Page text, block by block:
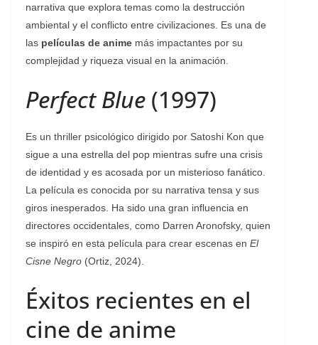
narrativa que explora temas como la destrucción
ambiental y el conflicto entre civilizaciones. Es una de
las películas de anime más impactantes por su
complejidad y riqueza visual en la animación.
Perfect Blue (1997)
Es un thriller psicológico dirigido por Satoshi Kon que
sigue a una estrella del pop mientras sufre una crisis
de identidad y es acosada por un misterioso fanático.
La película es conocida por su narrativa tensa y sus
giros inesperados. Ha sido una gran influencia en
directores occidentales, como Darren Aronofsky, quien
se inspiró en esta película para crear escenas en El
Cisne Negro (Ortiz, 2024).
Éxitos recientes en el
cine de anime